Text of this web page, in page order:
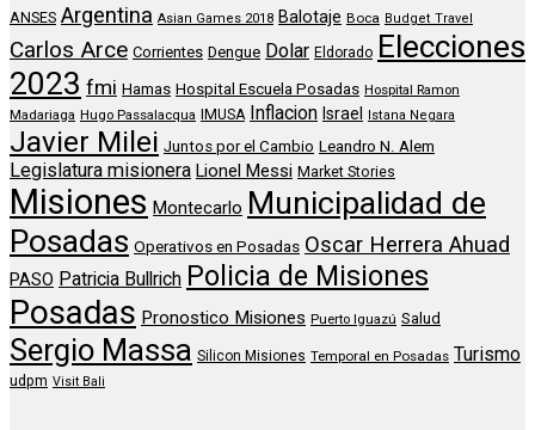
ANSES Argentina Asian Games 2018 Balotaje Boca Budget Travel
Carlos Arce Corrientes Dengue Dolar Eldorado Elecciones
2023 fmi Hamas Hospital Escuela Posadas Hospital Ramon
Madariaga Hugo Passalacqua IMUSA Inflacion Israel Istana Negara
Javier Milei Juntos por el Cambio Leandro N. Alem
Legislatura misionera Lionel Messi Market Stories
Misiones Montecarlo Municipalidad de
Posadas Operativos en Posadas Oscar Herrera Ahuad
PASO Patricia Bullrich Policia de Misiones
Posadas Pronostico Misiones Puerto Iguazú Salud
Sergio Massa Silicon Misiones Temporal en Posadas Turismo
udpm Visit Bali